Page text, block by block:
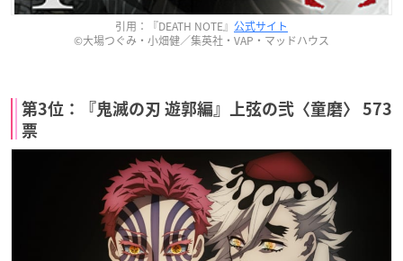
引用：『DEATH NOTE』 公式サイト
©大場つぐみ・小畑健／集英社・VAP・マッドハウス
第3位：『鬼滅の刃 遊郭編』上弦の弐〈童磨〉 573
票